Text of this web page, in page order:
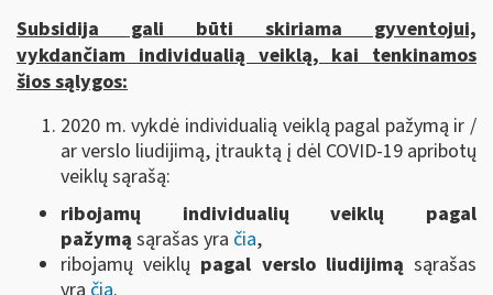
Subsidija gali būti skiriama gyventojui,
vykdančiam individualią veiklą, kai tenkinamos
šios sąlygos:
2020 m. vykdė individualią veiklą pagal pažymą ir /
ar verslo liudijimą, įtrauktą į dėl COVID-19 apribotų
veiklų sąrašą:
ribojamų individualių veiklų pagal
pažymą sąrašas yra čia,
ribojamų veiklų pagal verslo liudijimą sąrašas